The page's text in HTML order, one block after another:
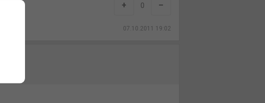
07.10.2011 19:02
+ 0 –